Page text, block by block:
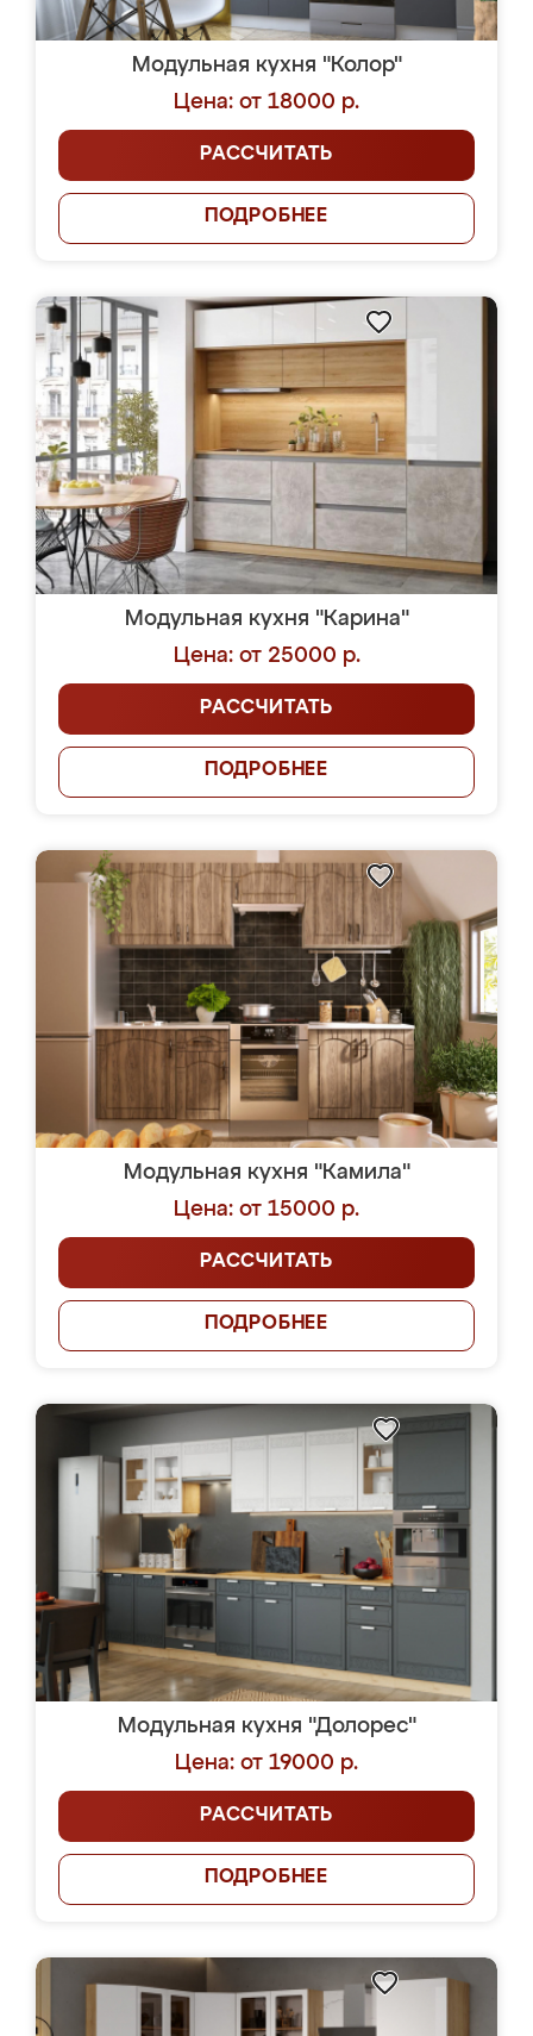
Модульная кухня "Колор"
Цена: от 18000 р.
РАССЧИТАТЬ
ПОДРОБНЕЕ
Модульная кухня "Карина"
Цена: от 25000 р.
РАССЧИТАТЬ
ПОДРОБНЕЕ
Модульная кухня "Камила"
Цена: от 15000 р.
РАССЧИТАТЬ
ПОДРОБНЕЕ
Модульная кухня "Долорес"
Цена: от 19000 р.
РАССЧИТАТЬ
ПОДРОБНЕЕ